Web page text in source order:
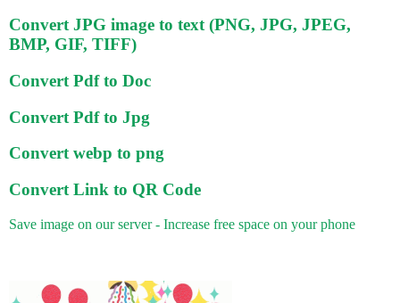
Convert JPG image to text (PNG, JPG, JPEG,
BMP, GIF, TIFF)
Convert Pdf to Doc
Convert Pdf to Jpg
Convert webp to png
Convert Link to QR Code
Save image on our server - Increase free space on your phone